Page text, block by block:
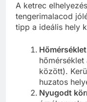
A ketrec
tengerimalacod
tipp a ideális hely
Hőmérséklet
hőmérséklet
között).
huzatos
Nyugodt